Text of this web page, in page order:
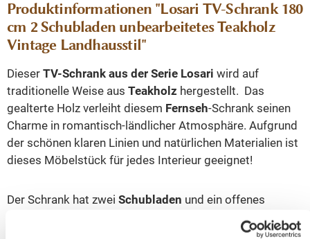
Produktinformationen "Losari TV-Schrank 180
cm 2 Schubladen unbearbeitetes Teakholz
Vintage Landhausstil"
Dieser TV-Schrank aus der Serie Losari wird auf
traditionelle Weise aus Teakholz hergestellt. Das
gealterte Holz verleiht diesem Fernseh-Schrank seinen
Charme in romantisch-ländlicher Atmosphäre. Aufgrund
der schönen klaren Linien und natürlichen Materialien ist
dieses Möbelstück für jedes Interieur geeignet!
Der Schrank hat zwei Schubladen und ein offenes
Fach. Sehr praktisch, um Ihre Sachen zu verstauen und
Ausrüstung im offenen Fach zu platzieren. Kombinieren